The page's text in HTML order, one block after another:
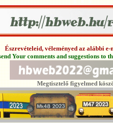
Észrevételeid, véleményed az alábbi
Your comments and suggestions to
Megtisztelő figyelmed